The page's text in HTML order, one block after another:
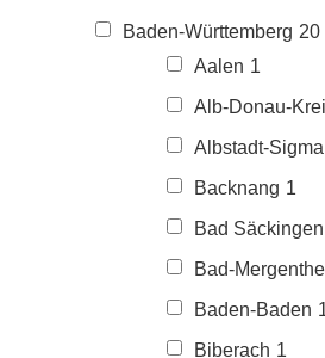
Baden-Württemberg 20
Aalen 1
Alb-Donau-
Albstadt-
Backnang 1
Bad Säckingen
Bad-
Baden-Baden
Biberach 1